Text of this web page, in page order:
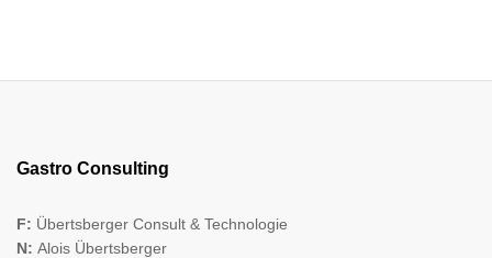
Gastro Consulting
F: Übertsberger Consult & Technologie
N: Alois Übertsberger